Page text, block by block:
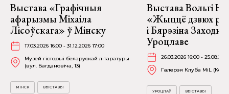
Выстава «Графічныя
афарызмы Міхаіла
Лісоўскага» ў Мінску
17.03.2026 16:00 - 31.12.2026 17:00
Музей гісторыі беларускай літаратуры
(вул. Багдановіча, 13)
МІНСК ВЫСТАВЫ
Выстава Вольгі
«Жыццё дзвюх
і Бярэзіна
Уроцлаве
26.03.2026 16:00 -
Галерэя Клуба MiL
УРОЦЛАЎ ВЫСТАВЫ